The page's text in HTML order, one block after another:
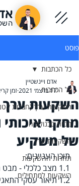
פוסט
כל הכתבות
השקעות ערך (חברות
מניות טכנולוגיה
השקעות ערך
תחרות ההשקעות
השקעות למתחילים
כל הכתבות
השקעות ערך
מחקר
של משקיע
אדם ויינשטיין
17 בדצמ׳ 2021
זמן קריאה
תוכן העניינים:
1.1 מצב כלכלי - מבט ראשון
1.2 תיאור עסקי התאגיד